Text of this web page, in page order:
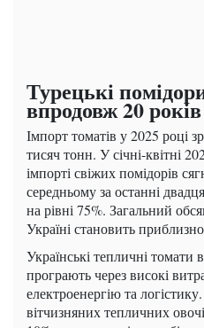
Турецькі
впродовж 20 років
Імпорт томатів у 2025 році
тисяч тонн. У січні-квітні
імпорті свіжих помідорів
середньому за останні
на рівні 75%. Загальний
Україні становить
Українські тепличні томати
програють через високі
електроенергію та
вітчизняних тепличних